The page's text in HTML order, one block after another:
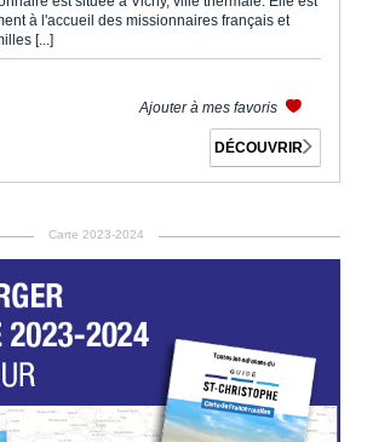
à l'accueil des missionnaires français et
[...]
Ajouter à mes favoris
DÉCOUVRIR
Carte 2023-2024